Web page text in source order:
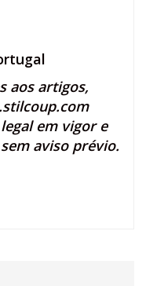
aos artigos,
em vigor e
aviso prévio.